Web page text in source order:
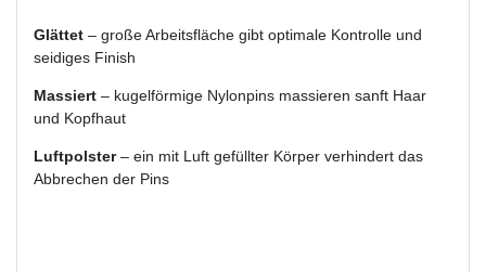
Glättet – große Arbeitsfläche gibt optimale Kontrolle und
seidiges Finish
Massiert – kugelförmige Nylonpins massieren sanft Haar
und Kopfhaut
Luftpolster– ein mit Luft gefüllter Körper verhindert das
Abbrechen der Pins